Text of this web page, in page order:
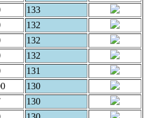
133
132
132
132
131
130
130